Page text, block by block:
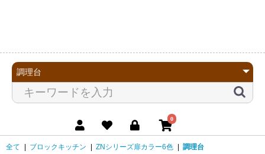
0
全て ブロックキッチン ZNシリーズ扉カラー6色 調理台